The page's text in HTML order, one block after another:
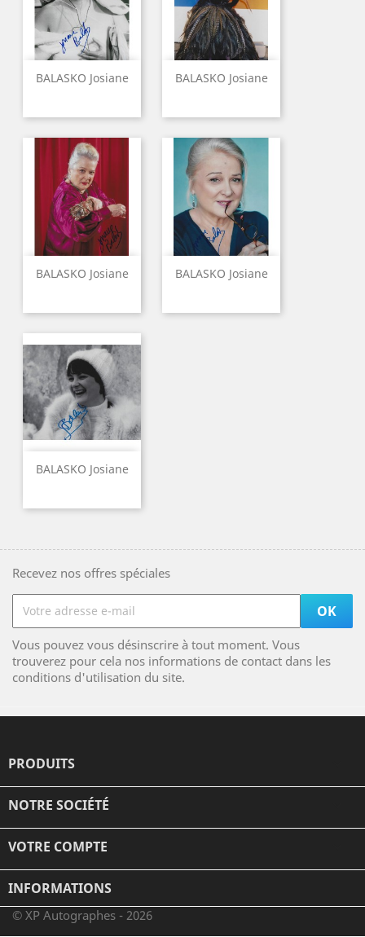
BALASKO Josiane BALASKO Josiane
BALASKO Josiane BALASKO Josiane
BALASKO Josiane
Recevez nos offres spéciales
Vous pouvez vous désinscrire à tout moment. Vous
trouverez pour cela nos informations de contact dans les
conditions d'utilisation du site.
PRODUITS
NOTRE SOCIÉTÉ
VOTRE COMPTE
INFORMATIONS
© XP Autographes - 2026